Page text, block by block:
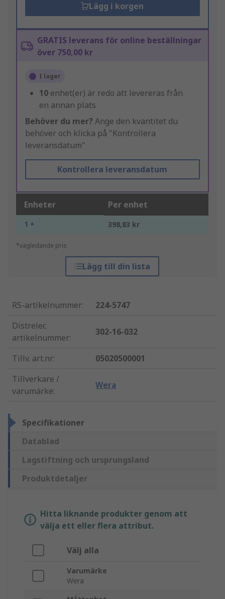
Lägg i korgen
GRATIS leverans för online beställningar
över 750,00 kr
I lager
10 enhet(er) är redo att levereras från
en annan plats
Behöver du mer? Ange den kvantitet du
behöver och klicka på "Kontrollera
leveransdatum"
Kontrollera leveransdatum
Enheter Per enhet
1 + 398,83 kr
*vägledande pris
Lägg till din lista
RS-artikelnummer:
224-5747
Distrelec
artikelnummer:
302-16-032
Tillv. art.nr:
05020500001
Tillverkare /
varumärke:
Wera
Specifikationer
Datablad
Lagstiftning och ursprungsland
Produktdetaljer
Hitta liknande produkter genom att
välja ett eller flera attribut.
Välj alla
Varumärke
Wera